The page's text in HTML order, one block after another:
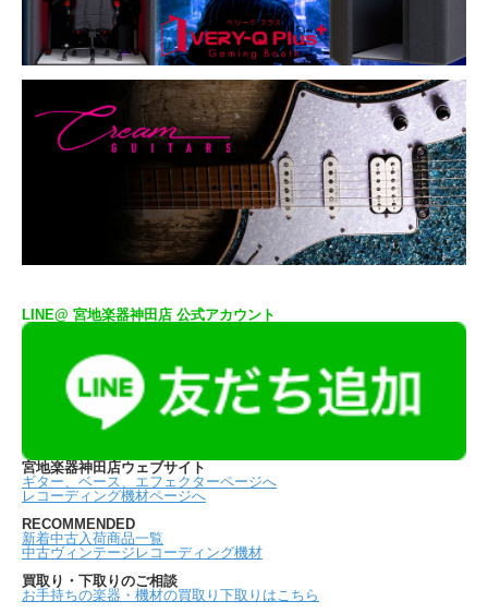
LINE@ 宮地楽器神田店 公式アカウント
宮地楽器神田店ウェブサイト
ギター、ベース、エフェクターページへ
レコーディング機材ページへ
RECOMMENDED
新着中古入荷商品一覧
中古ヴィンテージレコーディング機材
買取り・下取りのご相談
お手持ちの楽器・機材の買取り下取りはこちら